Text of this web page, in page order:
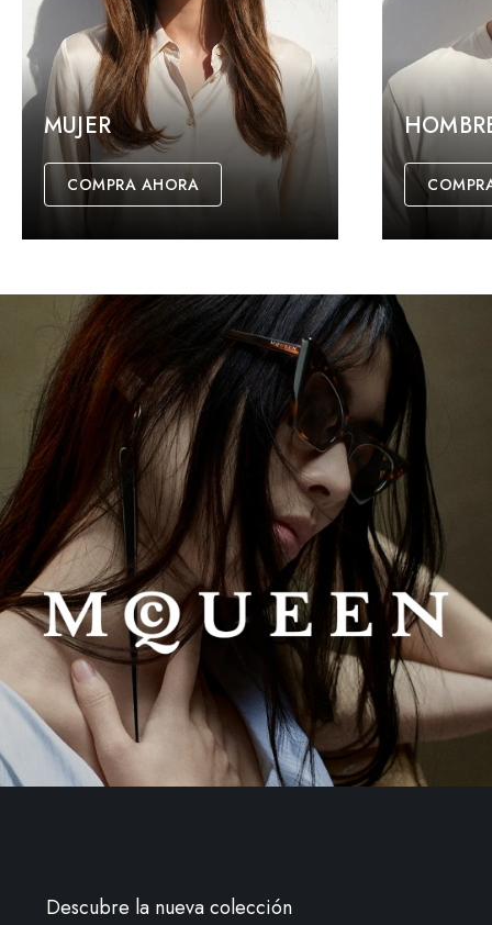
MUJER
COMPRA AHORA
Descubre la nueva colección